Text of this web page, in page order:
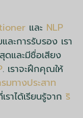
และ NLP
ละการรับรอง เรา
และมีชื่อเสียง
. เราจะฝึกคุณให้
มทางประสาท
าได้เรียนรู้จาก ริ